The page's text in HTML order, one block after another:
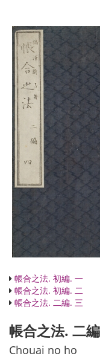
帳合之法. 初編. 一
帳合之法. 初編. 二
帳合之法. 二編. 三
帳合之法. 二
Chouai no ho